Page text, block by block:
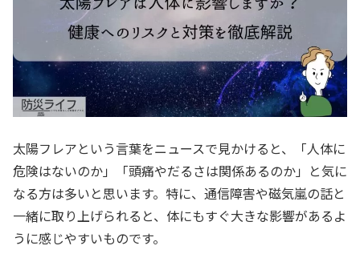
太陽フレアという言葉をニュースで見かけると、「人体に
危険はないのか」「頭痛やだるさは関係あるのか」と気に
なる方は多いと思います。特に、通信障害や磁気嵐の話と
一緒に取り上げられると、体にもすぐ大きな影響があるよ
うに感じやすいものです。